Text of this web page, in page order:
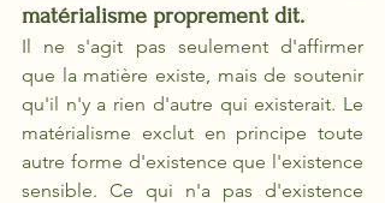
matérialisme proprement dit.
Il ne s'agit pas seulement d'affirmer
que la matière existe, mais de soutenir
qu'il n'y a rien d'autre qui existerait. Le
matérialisme exclut en principe toute
autre forme d'existence que l'existence
sensible. Ce qui n'a pas d'existence